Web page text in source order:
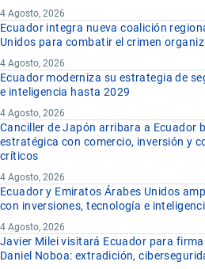
4 Agosto, 2026
Ecuador integra nueva coalición
Unidos para combatir el crimen
4 Agosto, 2026
Ecuador moderniza su estrategia de
e inteligencia hasta 2029
4 Agosto, 2026
Canciller de Japón arribara a Ecuador
estratégica con comercio, inversión y
críticos
4 Agosto, 2026
Ecuador y Emiratos Árabes Unidos
con inversiones, tecnología e
4 Agosto, 2026
Javier Milei visitará Ecuador para
Daniel Noboa: extradición,